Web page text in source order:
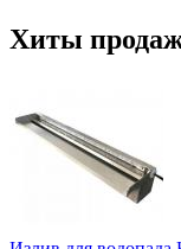
Хиты